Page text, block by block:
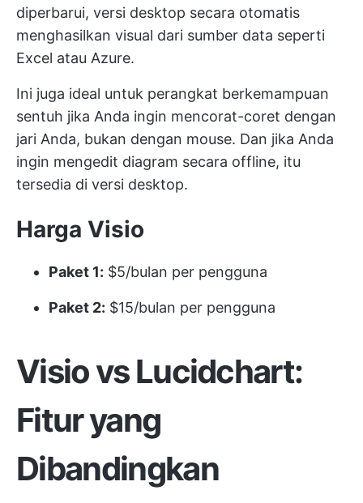
diperbarui, versi desktop secara otomatis
menghasilkan visual dari sumber data seperti
Excel atau Azure.
Ini juga ideal untuk perangkat berkemampuan
sentuh jika Anda ingin mencorat-coret dengan
jari Anda, bukan dengan mouse. Dan jika Anda
ingin mengedit diagram secara offline, itu
tersedia di versi desktop.
Harga Visio
Paket 1: $5/bulan per pengguna
Paket 2: $15/bulan per pengguna
Visio vs Lucidchart:
Fitur yang
Dibandingkan